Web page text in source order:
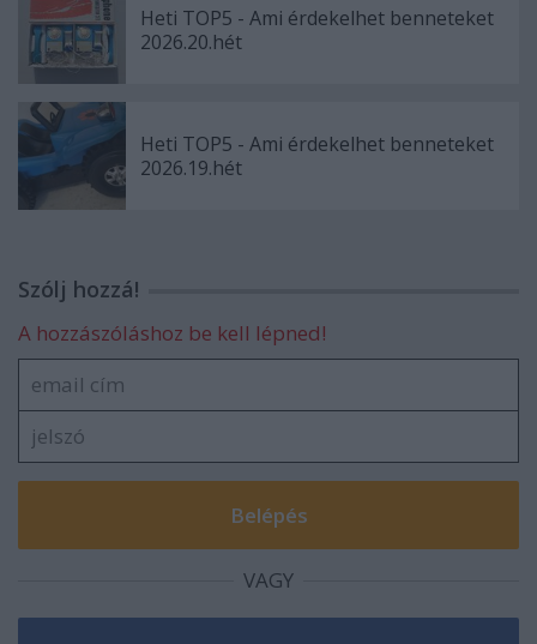
Heti TOP5 - Ami érdekelhet benneteket
2026.20.hét
Heti TOP5 - Ami érdekelhet benneteket
2026.19.hét
Szólj hozzá!
A hozzászóláshoz be kell lépned!
VAGY